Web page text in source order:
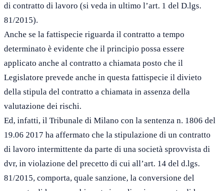
di contratto di lavoro (si veda in ultimo l’art. 1 del D.lgs.
81/2015).
Anche se la fattispecie riguarda il contratto a tempo
determinato è evidente che il principio possa essere
applicato anche al contratto a chiamata posto che il
Legislatore prevede anche in questa fattispecie il divieto
della stipula del contratto a chiamata in assenza della
valutazione dei rischi.
Ed, infatti, il Tribunale di Milano con la sentenza n. 1806 del
19.06 2017 ha affermato che la stipulazione di un contratto
di lavoro intermittente da parte di una società sprovvista di
dvr, in violazione del precetto di cui all’art. 14 del d.lgs.
81/2015, comporta, quale sanzione, la conversione del